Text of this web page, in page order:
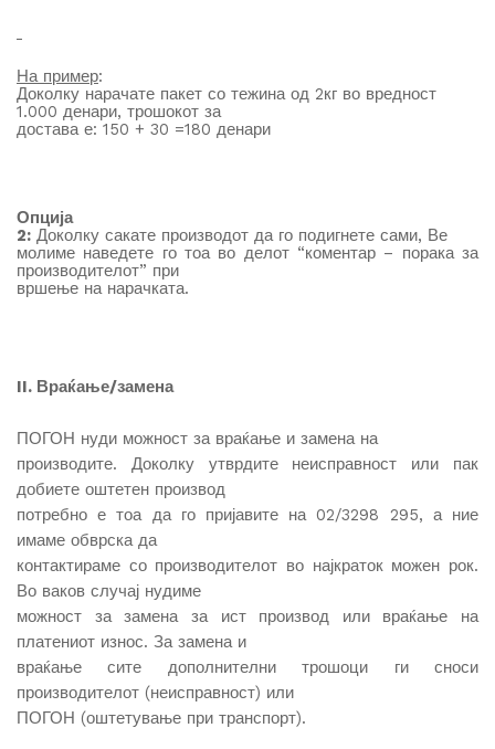
На пример:
Доколку нарачате пакет со тежина од 2кг во вредност
1.000 денари, трошокот за
достава е: 150 + 30 =180 денари
Опција
2: Доколку сакате производот да го подигнете сами, Ве
молиме наведете го тоа во делот “коментар – порака за
производителот” при
вршење на нарачката.
II. Враќање/замена
ПОГОН нуди можност за враќање и замена на
производите. Доколку утврдите неисправност или пак
добиете оштетен производ
потребно е тоа да го пријавите на 02/3298 295, а ние
имаме обврска да
контактираме со производителот во најкраток можен рок.
Во ваков случај нудиме
можност за замена за ист производ или враќање на
платениот износ. За замена и
враќање сите дополнителни трошоци ги сноси
производителот (неисправност) или
ПОГОН (оштетување при транспорт).